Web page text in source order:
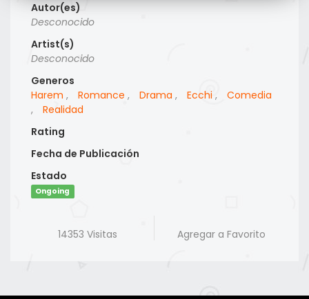
Autor(es)
Desconocido
Artist(s)
Desconocido
Generos
Harem , Romance , Drama , Ecchi ,
Comedia
,
Realidad
Rating
Fecha de Publicación
Estado
Ongoing
14353 Visitas Agregar a Favorito